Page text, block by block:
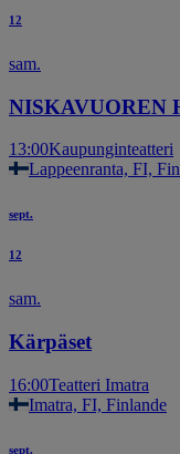
12
sam.
NISKAVUOREN
13:00Kaupunginteatteri
Lappeenranta, FI,
sept.
12
sam.
Kärpäset
16:00Teatteri Imatra
Imatra, FI, Finlande
sept.